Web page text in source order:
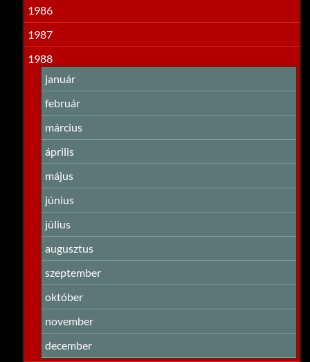
1986
1987
1988
január
február
március
április
május
június
július
augusztus
szeptember
október
november
december